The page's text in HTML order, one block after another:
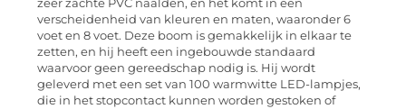
zeer zachte PVC naalden, en het komt in een
verscheidenheid van kleuren en maten, waaronder 6
voet en 8 voet. Deze boom is gemakkelijk in elkaar te
zetten, en hij heeft een ingebouwde standaard
waarvoor geen gereedschap nodig is. Hij wordt
geleverd met een set van 100 warmwitte LED-lampjes,
die in het stopcontact kunnen worden gestoken of